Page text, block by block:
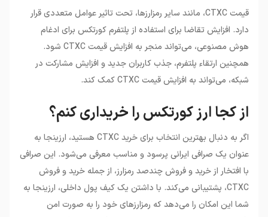
قیمت CTXC، مانند سایر رمزارزها، تحت تاثیر عوامل متعددی قرار
دارد. افزایش تقاضا برای استفاده از پلتفرم کورتکس برای ادغام
هوش مصنوعی، می‌تواند منجر به افزایش قیمت CTXC شود.
همچنین ارتقاء پلتفرم، جذب کاربران جدید و افزایش مشارکت در
شبکه، می‌تواند به افزایش قیمت CTXC کمک کند.
از کجا ارز کورتکس را خریداری کنم؟
اگر به دنبال بهترین انتخاب برای خرید CTXC هستید، ارزینجا به
عنوان یک صرافی ایرانی پرسود و مناسب معرفی می‌شود. این صرافی
با افتخار از خرید و فروش چندصد رمزارز، از جمله خرید و فروش
CTXC، پشتیبانی می‌کند. با داشتن یک کیف پول داخلی، ارزینجا به
شما این امکان را می‌دهد که رمزارزهای خود را به صورت امن